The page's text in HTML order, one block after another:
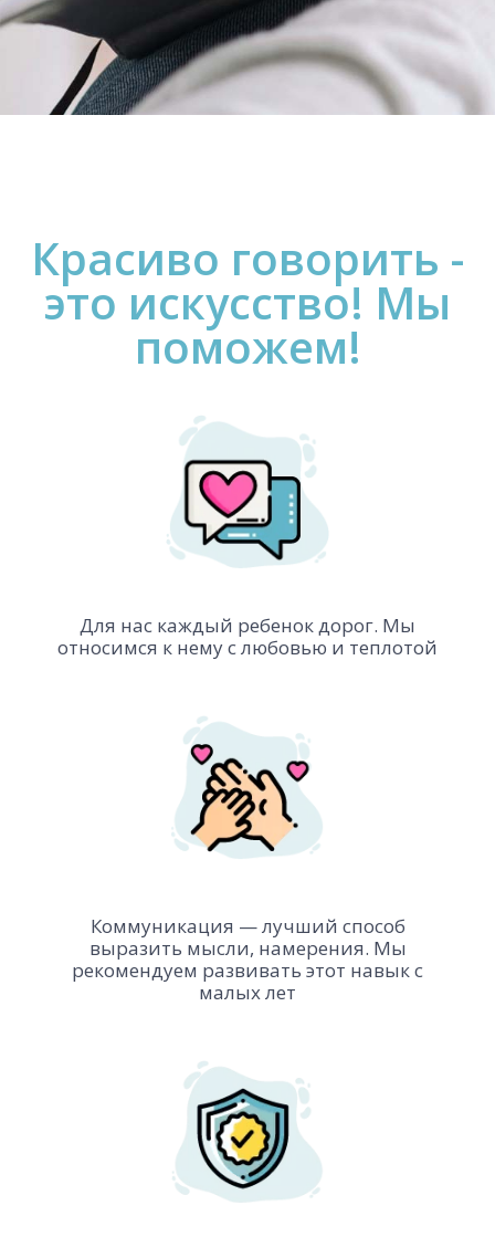
Красиво говорить -
это искусство! Мы
поможем!
Для нас каждый ребенок дорог. Мы
относимся к нему с любовью и теплотой
Коммуникация — лучший способ
выразить мысли, намерения. Мы
рекомендуем развивать этот навык с
малых лет